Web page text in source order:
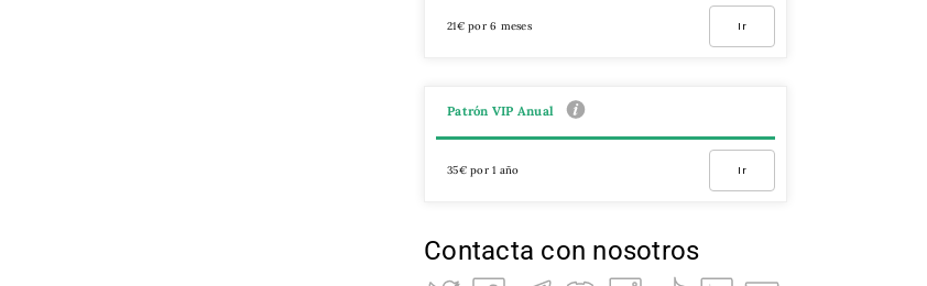
21€ por 6 meses Ir
Patrón VIP Anual
35€ por 1 año Ir
Contacta con nosotros